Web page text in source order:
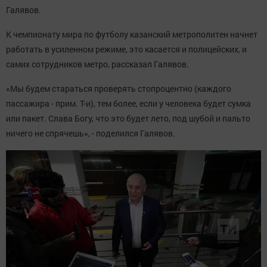
Галявов.
К чемпионату мира по футболу казанский метрополитен начнет
работать в усиленном режиме, это касается и полицейских, и
самих сотрудников метро, рассказал Галявов.
«Мы будем стараться проверять стопроцентно (каждого
пассажира - прим. Т-и), тем более, если у человека будет сумка
или пакет. Слава Богу, что это будет лето, под шубой и пальто
ничего не спрячешь», - поделился Галявов.